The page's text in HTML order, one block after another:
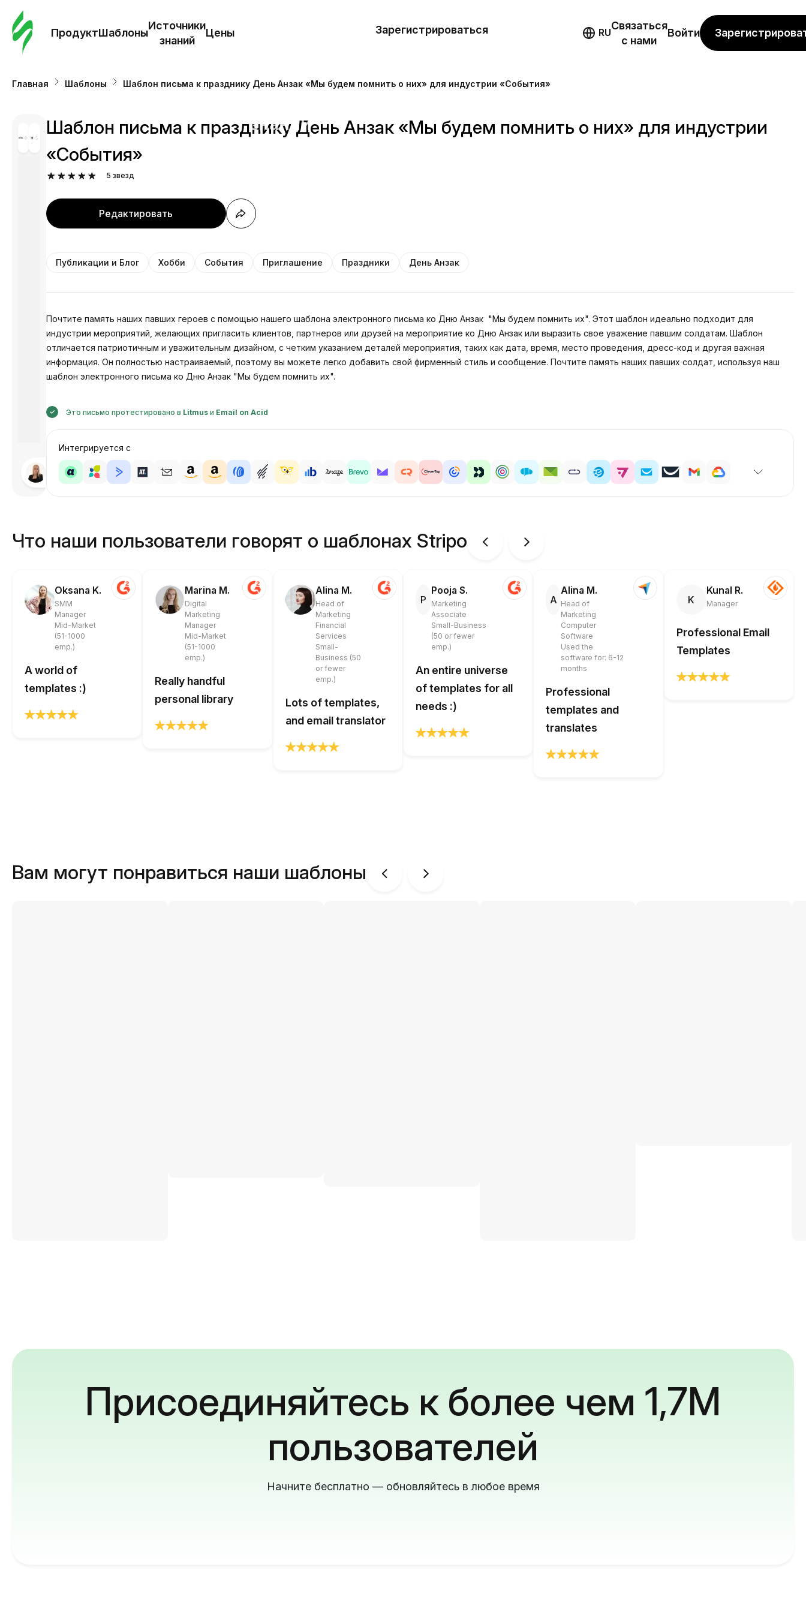
ПродуктШаблоны
Источники
знаний
Цены
знаний
Зарегистрироваться RU
Связаться
с нами
Войти
Главная Шаблоны Шаблон письма к празднику День Анзак «Мы будем помнить о них» для индустрии «События»
Разработано
Анастасия
Шаблон письма к празднику День Анзак «Мы будем помнить о них» для индустрии
«События»
5 звезд
Редактировать
Публикации и Блог Хобби События Приглашение Праздники День Анзак
Почтите память наших павших героев с помощью нашего шаблона электронного письма ко Дню Анзак "Мы будем помнить их". Этот шаблон идеально подходит для
индустрии мероприятий, желающих пригласить клиентов, партнеров или друзей на мероприятие ко Дню Анзак или выразить свое уважение павшим солдатам. Шаблон
отличается патриотичным и уважительным дизайном, с четким указанием деталей мероприятия, таких как дата, время, место проведения, дресс-код и другая важная
информация. Он полностью настраиваемый, поэтому вы можете легко добавить свой фирменный стиль и сообщение. Почтите память наших павших солдат, используя наш
шаблон электронного письма ко Дню Анзак "Мы будем помнить их".
Это письмо протестировано в Litmusи Email on Acid
Интегрируется с
Что наши пользователи говорят о шаблонах Stripo
Oksana K.
SMM
Manager
Mid-Market
(51-1000
emp.)
A world of
templates :)
Marina M.
Digital
Marketing
Manager
Mid-Market
(51-1000
emp.)
Really handful
personal library
Alina M.
Head of
Marketing
Financial
Services
Small-
Business (50
or fewer
emp.)
Lots of templates,
and email translator
P
Pooja S.
Marketing
Associate
Small-Business
(50 or fewer
emp.)
An entire universe
of templates for all
needs :)
A
Alina M.
Head of
Marketing
Computer
Software
Used the
software for: 6-12
months
Professional
templates and
translates
K
Kunal R.
Manager
Professional Email
Templates
Вам могут понравиться наши шаблоны
Присоединяйтесь к более чем 1,7M
пользователей
Начните бесплатно — обновляйтесь в любое время